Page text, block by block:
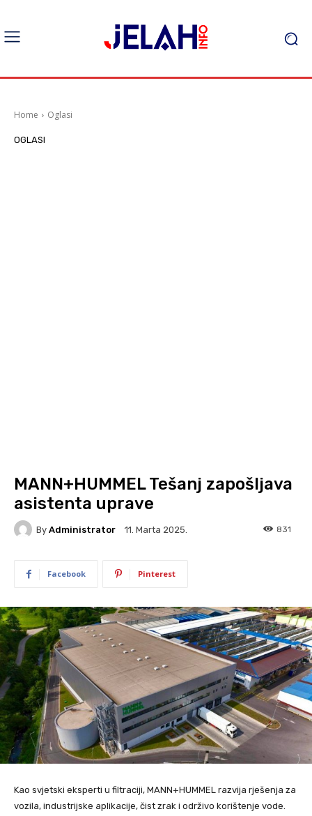
Home Oglasi
OGLASI
MANN+HUMMEL Tešanj zapošljava
asistenta uprave
By Administrator 11. Marta 2025. 831
Facebook Pinterest
Kao svjetski eksperti u filtraciji, MANN+HUMMEL razvija rješenja za
vozila, industrijske aplikacije, čist zrak i održivo korištenje vode.